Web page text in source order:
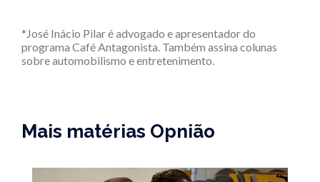
*José Inácio Pilar é advogado e apresentador do
programa Café Antagonista. Também assina colunas
sobre automobilismo e entretenimento.
Mais matérias Opnião